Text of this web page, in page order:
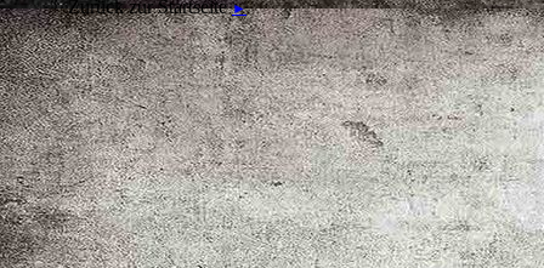
Zurück zur Startseite►